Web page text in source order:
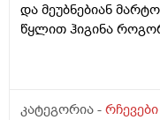
და მეუბნებიან
წყლით ჰიგინა
კატეგორია - რჩევები